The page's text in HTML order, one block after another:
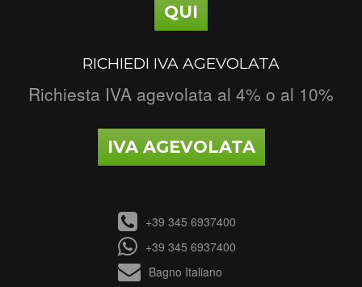
QUI
RICHIEDI IVA AGEVOLATA
Richiesta IVA agevolata al 4% o al 10%
IVA AGEVOLATA
+39 345 6937400
+39 345 6937400
Bagno Italiano